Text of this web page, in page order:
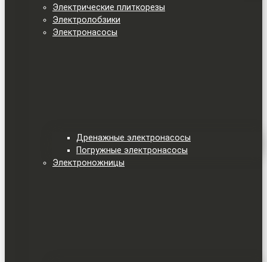
Электрические плиткорезы
Электролобзики
Электронасосы
Дренажные электронасосы
Погружные электронасосы
Электроножницы